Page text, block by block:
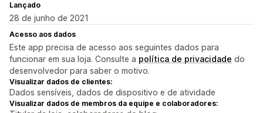
Lançado
28 de junho de 2021
Acesso aos dados
Este app precisa de acesso aos seguintes dados para
funcionar em sua loja. Consulte a política de privacidade do
desenvolvedor para saber o motivo.
Visualizar dados de clientes:
Dados sensíveis, dados de dispositivo e de atividade
Visualizar dados de membros da equipe e colaboradores: